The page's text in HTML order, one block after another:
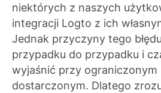
niektórych z naszych
integracji Logto z ich
Jednak przyczyny tego
przypadku do przypadku i
wyjaśnić przy ograniczonym
dostarczonym. Dlatego